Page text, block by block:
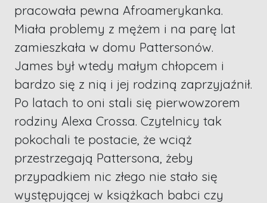
pracowała pewna Afroamerykanka.
Miała problemy z mężem i na parę lat
zamieszkała w domu Pattersonów.
James był wtedy małym chłopcem i
bardzo się z nią i jej rodziną zaprzyjaźnił.
Po latach to oni stali się pierwowzorem
rodziny Alexa Crossa. Czytelnicy tak
pokochali te postacie, że wciąż
przestrzegają Pattersona, żeby
przypadkiem nic złego nie stało się
występującej w książkach babci czy